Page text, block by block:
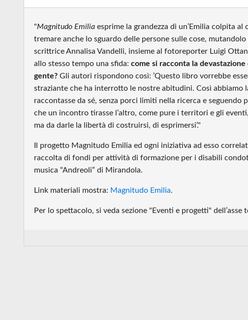
"Magnitudo Emilia esprime la grandezza di un’Emilia colpita
tremare anche lo sguardo delle persone sulle cose,
scrittrice Annalisa Vandelli, insieme al fotoreporter Luigi
allo stesso tempo una sfida: come si racconta la
gente? Gli autori rispondono così: ’Questo libro vorrebbe
straziante che ha interrotto le nostre abitudini. Così abbiamo
raccontasse da sé, senza porci limiti nella ricerca e seguendo
che un incontro tirasse l’altro, come pure i territori e gli
ma da darle la libertà di costruirsi, di esprimersi’."
Il progetto Magnitudo Emilia ed ogni iniziativa ad esso
raccolta di fondi per attività di formazione per i disabili
musica “Andreoli” di Mirandola.
Link materiali mostra: Magnitudo Emilia.
Per lo spettacolo, si veda sezione "Eventi e progetti"